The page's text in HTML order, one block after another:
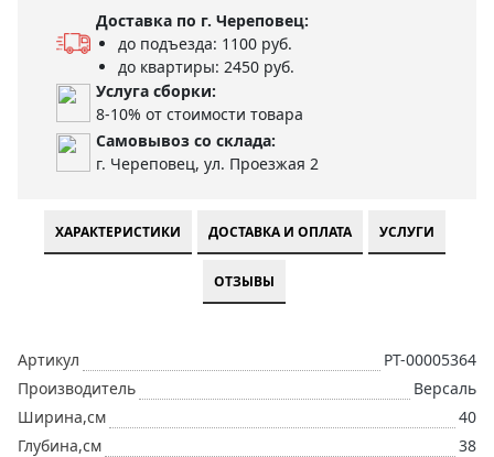
Доставка по г. Череповец:
до подъезда: 1100 руб.
до квартиры: 2450 руб.
Услуга сборки:
8-10% от стоимости товара
Самовывоз со склада:
г. Череповец, ул. Проезжая 2
ХАРАКТЕРИСТИКИ ДОСТАВКА И ОПЛАТА УСЛУГИ
ОТЗЫВЫ
Артикул
РТ-00005364
Производитель
Версаль
Ширина,см
40
Глубина,см
38